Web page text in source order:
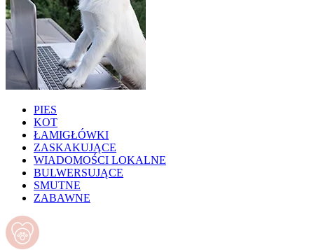
PIES
KOT
ŁAMIGŁÓWKI
ZASKAKUJĄCE
WIADOMOŚCI LOKALNE
BULWERSUJĄCE
SMUTNE
ZABAWNE